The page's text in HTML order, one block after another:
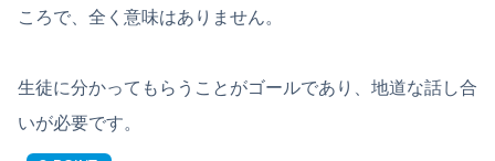
ころで、全く意味はありません。
生徒に分かってもらうことがゴールであり、地道な話し合
いが必要です。